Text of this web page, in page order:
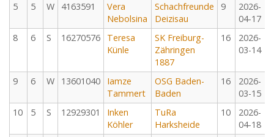
5
5 W 4163591
Vera
Nebolsina
Schachfreunde
Deizisau
9
2026-
04-17
8
6 S 16270576
Teresa
Künle
SK Freiburg-
Zähringen
1887
16
2026-
03-14
9 6 W 13601040
Iamze
Tammert
OSG Baden-
Baden
16
2026-
03-15
10
5 S 12929301
Inken
Köhler
TuRa
Harksheide
10
2026-
04-18